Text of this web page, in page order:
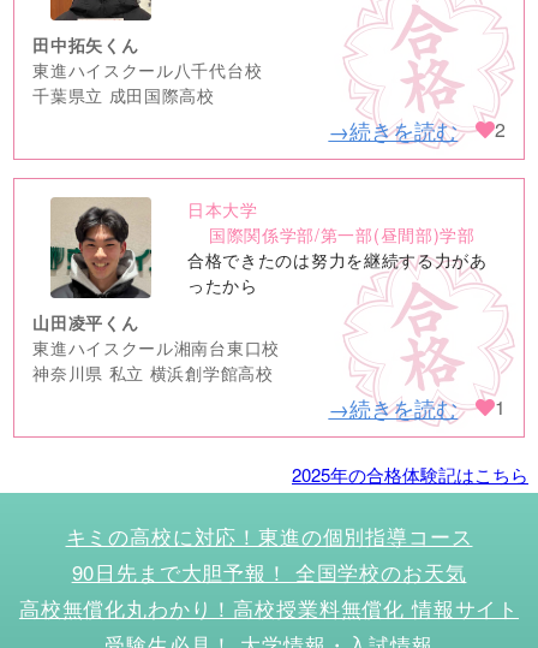
田中拓矢くん
東進ハイスクール八千代台校
千葉県立 成田国際高校
→続きを読む 2
no
image
日本大学
国際関係学部/第一部(昼間部)学部
合格できたのは努力を継続する力があ
ったから
山田凌平くん
東進ハイスクール湘南台東口校
神奈川県 私立 横浜創学館高校
→続きを読む 1
2025年の合格体験記はこちら
キミの高校に対応！東進の個別指導コース
90日先まで大胆予報！ 全国学校のお天気
高校無償化丸わかり！高校授業料無償化 情報サイト